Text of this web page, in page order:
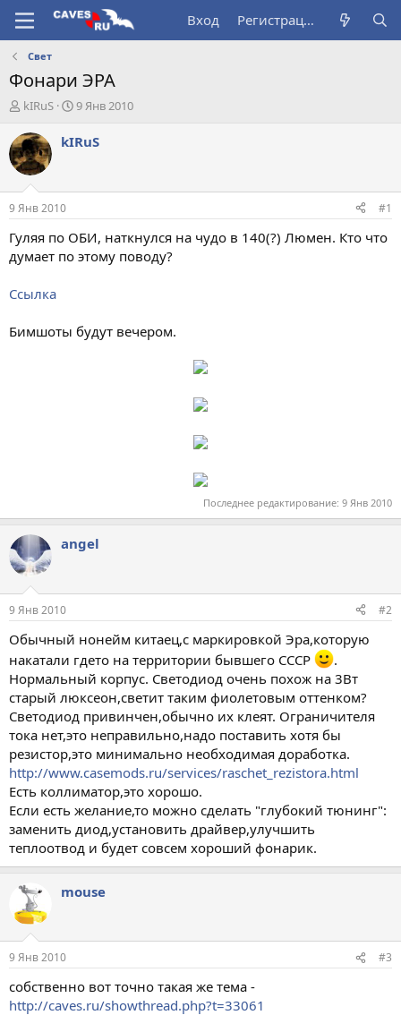
Вход Регистрация
Свет
Фонари ЭРА
А
т
о
р
т
е
м
ы
kIRuS
Д
т
а
л
9 Янв 2010
kIRuS
9 Янв 2010 #1
Гуляя по ОБИ, наткнулся на чудо в 140(?) Люмен. Кто что
думает по этому поводу?
Ссылка
Бимшоты будут вечером.
Последнее редактирование: 9 Янв 2010
angel
9 Янв 2010 #2
Обычный нонейм китаец,с маркировкой Эра,которую
накатали гдето на территории бывшего СССР
.
Нормальный корпус. Светодиод очень похож на 3Вт
старый люксеон,светит таким фиолетовым оттенком?
Светодиод привинчен,обычно их клеят. Ограничителя
тока нет,это неправильно,надо поставить хотя бы
резистор,это минимально необходимая доработка.
http://www.casemods.ru/services/raschet_rezistora.html
Есть коллиматор,это хорошо.
Если есть желание,то можно сделать "глубокий тюнинг":
заменить диод,установить драйвер,улучшить
теплоотвод и будет совсем хороший фонарик.
mouse
9 Янв 2010 #3
собственно вот точно такая же тема -
http://caves.ru/showthread.php?t=33061